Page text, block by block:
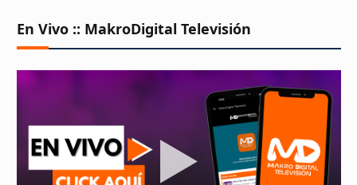
En Vivo :: MakroDigital Televisión